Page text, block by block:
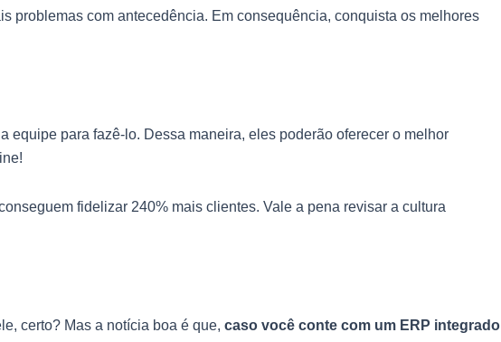
problemas com antecedência. Em consequência, conquista os melhores
equipe para fazê-lo. Dessa maneira, eles poderão oferecer o melhor
fidelizar 240% mais clientes. Vale a pena revisar a cultura
certo? Mas a notícia boa é que, caso você conte com um ERP integrado